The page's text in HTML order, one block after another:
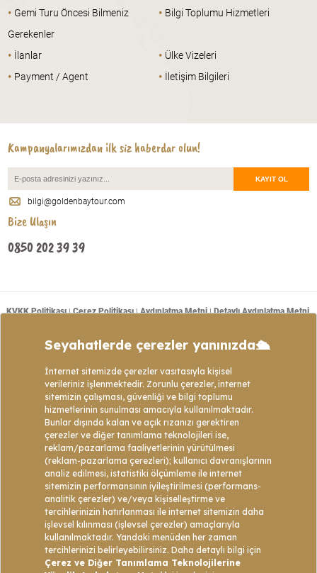
• Gemi Turu Öncesi Bilmeniz
Gerekenler
• Bilgi Toplumu Hizmetleri
• İlanlar • Ülke Vizeleri
• Payment / Agent • İletişim Bilgileri
Kampanyalarımızdan ilk siz haberdar olun!
bilgi@goldenbaytour.com
Bize Ulaşın
0850 202 39 39
KVKK Politikası |Çerez Politikası |Aydınlatma Metni |Detaylı Aydınlatma Metni
Copyright © 2021 - Web sitemizde bulunan tüm turların program içeriklerinin telif
hakları Golden Bay Tour’a ait olup izinsiz kopyalanıp kullanılamaz veya çoğaltılamaz.
Web Tasarım: Data1
KVKK Hakkında Whatsapp İletişim